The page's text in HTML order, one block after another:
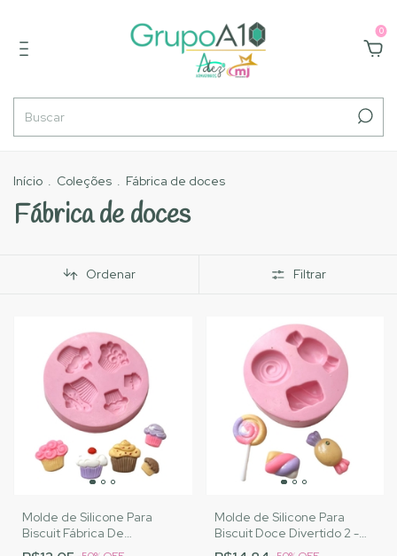
0
Início . Coleções . Fábrica de doces
Fábrica de doces
Ordenar Filtrar
Molde de Silicone Para
Biscuit Fábrica De
Cupcakes - MJ Artesanatos
Molde de Silicone Para
Biscuit Doce Divertido 2 -
MJ Artesanatos |Cód. 2841